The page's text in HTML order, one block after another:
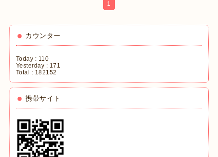
1
カウンター
Today : 110
Yesterday : 171
Total : 182152
携帯サイト